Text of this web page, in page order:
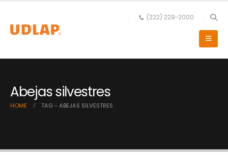
(222) 229-2000
Abejas silvestres
HOME TAG - ABEJAS SILVESTRES